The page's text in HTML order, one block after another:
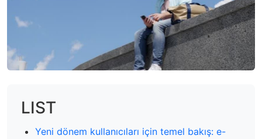
LIST
Yeni dönem kullanıcıları için temel bakış: e-